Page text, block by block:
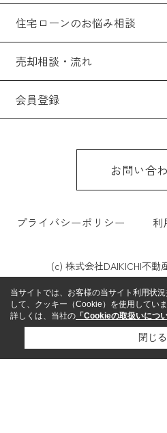
住宅ローンのお悩み相談
売却相談・流れ
会員登録
お問い合
プライバシーポリシー 利
(c) 株式会社DAIKICHI不
当サイトでは、お客様の当サイト利用状
して、クッキー（Cookie）を使用していま
詳しくは、当社の 「Cookieの取扱いについ
閉じる